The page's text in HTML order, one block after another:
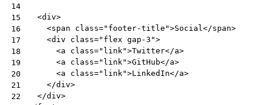
14
15
16
17
18
19
20
21
22
<div>
<span class="footer-title">Social</span>
<div class="flex gap-3">
<a class="link">Twitter</a>
<a class="link">GitHub</a>
<a class="link">LinkedIn</a>
</div>
</div>